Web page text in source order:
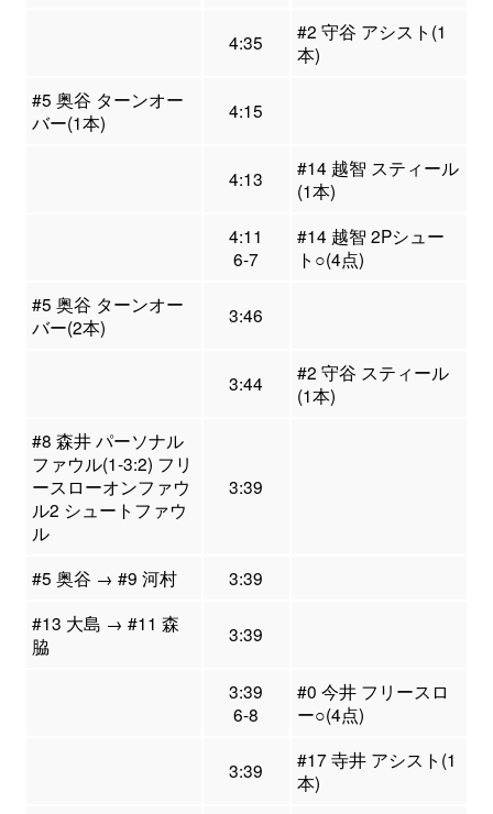
4:35
#2 守谷 アシスト(1
本)
#5 奥谷 ターンオー
バー(1本)
4:15
4:13
#14 越智 スティール
(1本)
4:11
6-7
#14 越智 2Pシュー
ト○(4点)
#5 奥谷 ターンオー
バー(2本)
3:46
3:44
#2 守谷 スティール
(1本)
#8 森井 パーソナル
ファウル(1-3:2) フリ
ースローオンファウ
ル2 シュートファウ
ル
3:39
#5 奥谷 → #9 河村
3:39
#13 大島 → #11 森
脇
3:39
3:39
6-8
#0 今井 フリースロ
ー○(4点)
3:39
#17 寺井 アシスト(1
本)